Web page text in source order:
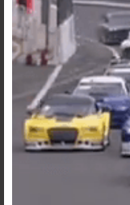
PLUS
FACEBOOKTWITTER GOOGLE